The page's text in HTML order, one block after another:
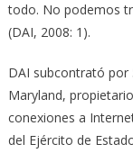
todo. No podemos
(DAI, 2008: 1).
DAI subcontrató por
Maryland,
conexiones a
del Ejército de